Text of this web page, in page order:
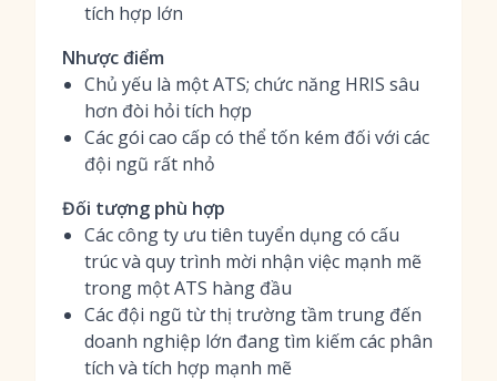
tích hợp lớn
Nhược điểm
Chủ yếu là một ATS; chức năng HRIS sâu
hơn đòi hỏi tích hợp
Các gói cao cấp có thể tốn kém đối với các
đội ngũ rất nhỏ
Đối tượng phù hợp
Các công ty ưu tiên tuyển dụng có cấu
trúc và quy trình mời nhận việc mạnh mẽ
trong một ATS hàng đầu
Các đội ngũ từ thị trường tầm trung đến
doanh nghiệp lớn đang tìm kiếm các phân
tích và tích hợp mạnh mẽ